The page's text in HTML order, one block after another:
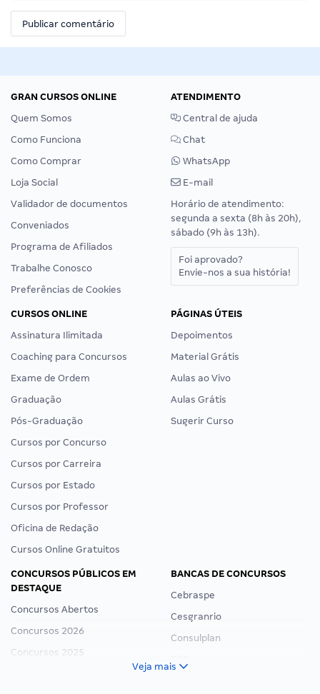
GRAN CURSOS ONLINE
Quem Somos
Como Funciona
Como Comprar
Loja Social
Validador de documentos
Conveniados
Programa de Afiliados
Trabalhe Conosco
Preferências de Cookies
ATENDIMENTO
Central de ajuda
Chat
WhatsApp
E-mail
Horário de atendimento:
segunda a sexta (8h às 20h),
sábado (9h às 13h).
Foi aprovado?
Envie-nos a sua história!
CURSOS ONLINE
Assinatura Ilimitada
Coaching para Concursos
Exame de Ordem
Graduação
Pós-Graduação
Cursos por Concurso
Cursos por Carreira
Cursos por Estado
Cursos por Professor
Oficina de Redação
Cursos Online Gratuitos
PÁGINAS ÚTEIS
Depoimentos
Material Grátis
Aulas ao Vivo
Aulas Grátis
Sugerir Curso
CONCURSOS PÚBLICOS EM
DESTAQUE
Concursos Abertos
Concursos 2026
Concursos 2025
BANCAS DE CONCURSOS
Cebraspe
Cesgranrio
Consulplan
Veja mais